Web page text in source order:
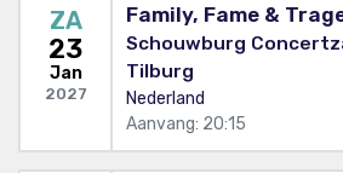
ZA
23
Jan
2027
Family, Fame &
Schouwburg
Tilburg
Nederland
Aanvang: 20:15